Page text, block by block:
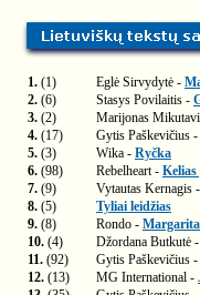
1. (1) Eglė Sirvydytė -
2. (6) Stasys Povilaitis -
3. (2) Marijonas
4. (17) Gytis Paškevičius -
5. (3) Wika - Ryčka
6. (98) Rebelheart - Kelias
7. (9) Vytautas Kernagis -
8. (5)
Tyliai leidžias
9. (8) Rondo - Margarita
10. (4) Džordana Butkutė -
11. (92) Gytis Paškevičius -
12. (13) MG International -